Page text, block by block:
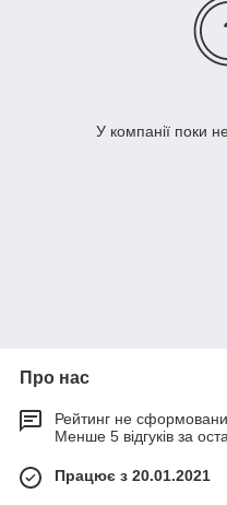
У компанії поки
Про нас
Рейтинг не
Менше 5 відгуків за
Працює з 20.01.2021